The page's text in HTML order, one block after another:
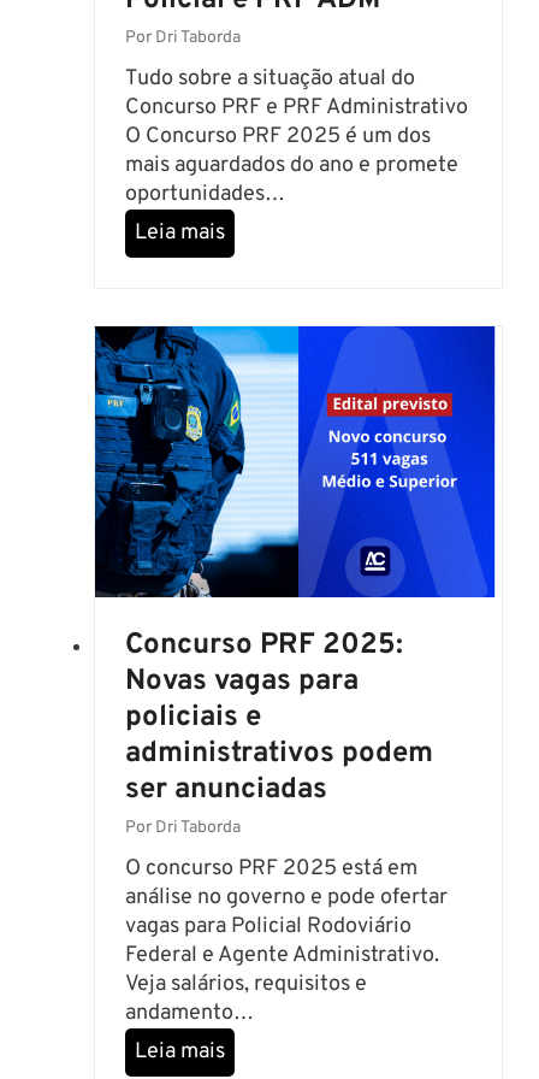
i
o
s
e
C
o
m
o
m
e
ç
a
r
d
o
Z
e
r
C
í
t
i
c
o
e
m
0
2
6
:
E
n
t
n
o
I
m
p
a
c
o
e
V
e
j
a
O
p
o
Por Dri Taborda
Tudo sobre a situação atual do
Concurso PRF e PRF Administrativo
O Concurso PRF 2025 é um dos
mais aguardados do ano e promete
oportunidades…
Leia maisC
o
u
r
s
o
P
R
2
0
5
P
o
l
i
i
a
l
e
P
R
F
A
D
Concurso PRF 2025:
Novas vagas para
policiais e
administrativos podem
ser anunciadas
Por Dri Taborda
O concurso PRF 2025 está em
análise no governo e pode ofertar
vagas para Policial Rodoviário
Federal e Agente Administrativo.
Veja salários, requisitos e
andamento…
Leia maisC